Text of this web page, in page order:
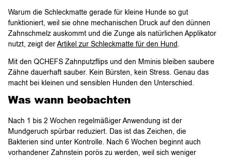
Warum die Schleckmatte gerade für kleine Hunde so gut
funktioniert, weil sie ohne mechanischen Druck auf den dünnen
Zahnschmelz auskommt und die Zunge als natürlichen Applikator
nutzt, zeigt derArtikel zur Schleckmatte für den Hund.
Mit den QCHEFS Zahnputzflips und den Mminis bleiben saubere
Zähne dauerhaft sauber. Kein Bürsten, kein Stress. Genau das
macht bei kleinen und sensiblen Hunden den Unterschied.
Was wann beobachten
Nach 1 bis 2 Wochen regelmäßiger Anwendung ist der
Mundgeruch spürbar reduziert. Das ist das Zeichen, die
Bakterien sind unter Kontrolle. Nach 6 Wochen beginnt auch
vorhandener Zahnstein porös zu werden, weil sich weniger